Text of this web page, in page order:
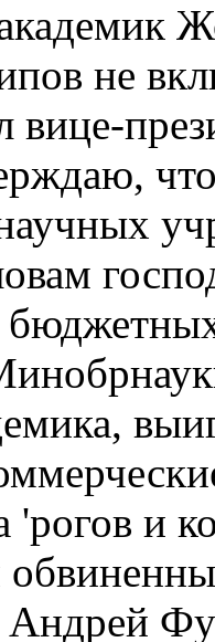
не
вице-
'рогов и
Андрей